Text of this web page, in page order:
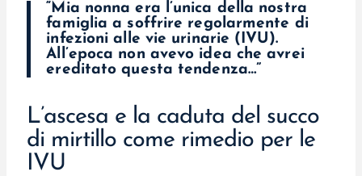
“Mia nonna era l’unica della nostra
famiglia a soffrire regolarmente di
infezioni alle vie urinarie (IVU).
All’epoca non avevo idea che avrei
ereditato questa tendenza…”
L’ascesa e la caduta del succo
di mirtillo come rimedio per le
IVU